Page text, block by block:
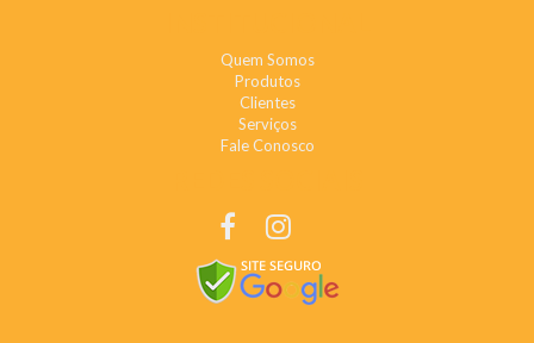
Quem Somos
Produtos
Clientes
Serviços
Fale Conosco